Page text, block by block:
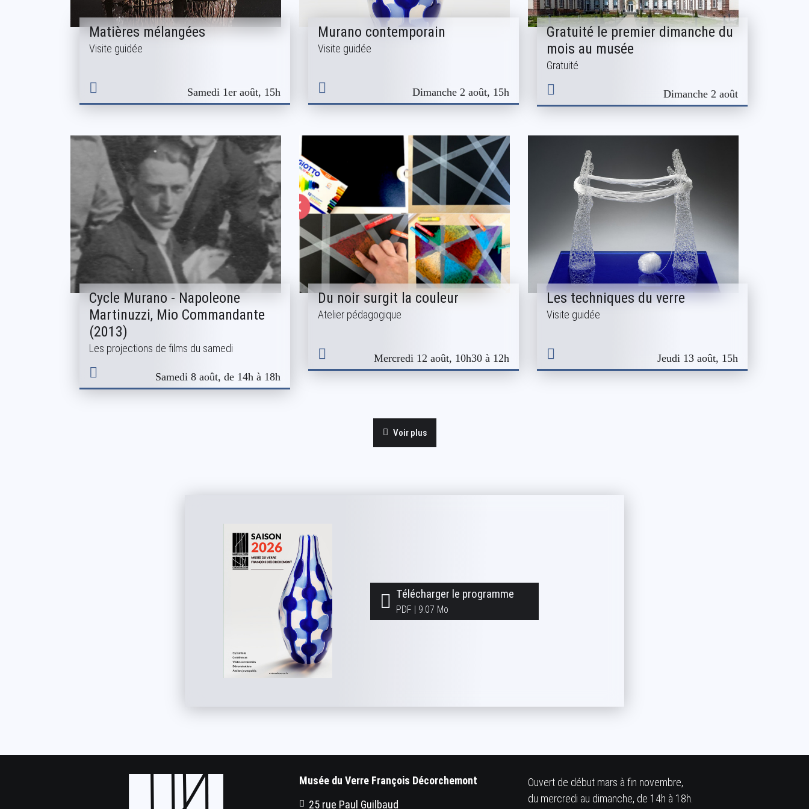
Matières mélangées
Visite guidée
Samedi 1er août, 15h
Murano contemporain
Visite guidée
Dimanche 2 août, 15h
Gratuité le premier dimanche du
mois au musée
Gratuité
Dimanche 2 août
Cycle Murano - Napoleone
Martinuzzi, Mio Commandante
(2013)
Les projections de films du samedi
Samedi 8 août, de 14h à 18h
Du noir surgit la couleur
Atelier pédagogique
Mercredi 12 août, 10h30 à 12h
Les techniques du verre
Visite guidée
Jeudi 13 août, 15h
Voir plus
Télécharger le programme
PDF | 9.07 Mo
Musée du Verre François Décorchemont
25 rue Paul Guilbaud
Ouvert de début mars à fin novembre,
du mercredi au dimanche, de 14h à 18h.